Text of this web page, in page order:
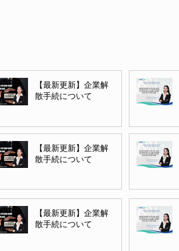
【最新更新】企業解
散手続について
【最新更新】企業解
散手続について
【最新更新】企業解
散手続について